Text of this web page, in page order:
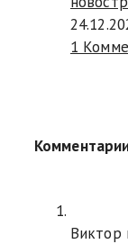
1
Виктор